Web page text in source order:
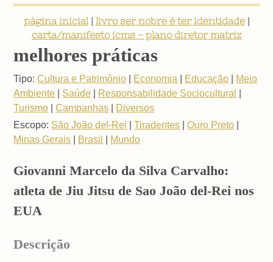
página inicial| livro ser nobre é ter identidade|
carta/manifesto icms - plano diretor matriz
melhores práticas
Tipo: Cultura e Patrimônio Economia Educação
Meio
Ambiente
Saúde Responsabilidade Sociocultural
Turismo |Campanhas
Diversos
Escopo: São João del-Rei |Tiradentes |Ouro Preto
Minas Gerais
Brasil Mundo
Giovanni Marcelo da Silva Carvalho:
atleta de Jiu Jitsu de Sao João del-Rei nos
EUA
Descrição